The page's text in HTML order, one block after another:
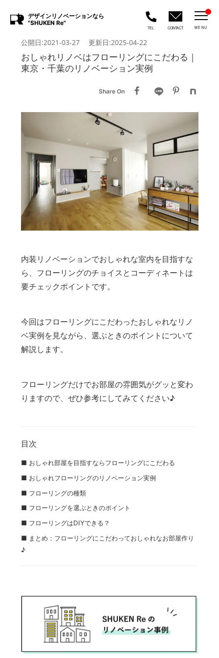
デザインリノベーションなら
"SHUKEN Re"
TEL CONTACT MENU
公開日:2021-03-27 更新日:2025-04-22
おしゃれリノベはフローリングにこだわる｜
東京・千葉のリノベーション実例
Share On
内装リノベーションでおしゃれな室内を目指すな
ら、フローリングのチョイスとコーディネートは
要チェックポイントです。
今回はフローリングにこだわったおしゃれなリノ
ベ実例を見ながら、選ぶときのポイントについて
解説します。
フローリングだけでお部屋の雰囲気がグッと変わ
りますので、ぜひ参考にしてみてください♪
目次
■ おしゃれ部屋を目指すならフローリングにこだわる
■ おしゃれフローリングのリノベーション実例
■ フローリングの種類
■ フローリングを選ぶときのポイント
■ フローリングはDIYできる？
■ まとめ：フローリングにこだわっておしゃれなお部屋作り
♪